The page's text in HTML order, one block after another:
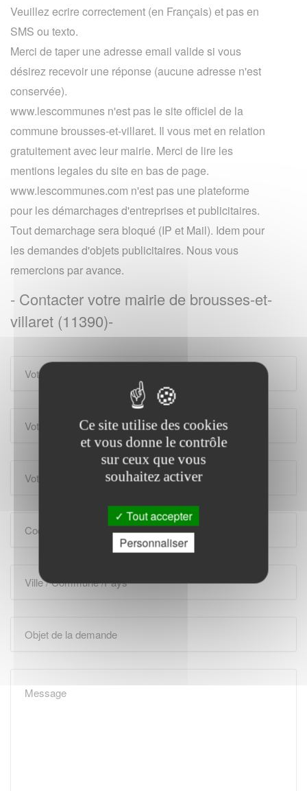
Veuillez ecrire correctement (en Français) et pas en
SMS ou texto.
Merci de taper une adresse email valide si vous
désirez recevoir une réponse (aucune adresse n'est
conservée).
www.lescommunes n'est pas le site officiel de la
commune brousses-et-villaret. Il vous met en relation
gratuitement avec leur mairie. Merci de lire les
mentions legales du site en bas de page.
www.lescommunes.com n'est pas une plateforme
pour les démarchages d'entreprises et publicitaires.
Tout demarchage sera bloqué (IP et Mail). Idem pour
les demandes d'objets publicitaires. Nous vous
remercions par avance.
- Contacter votre mairie de brousses-et-
villaret (11390)-
Ce site utilise des cookies
et vous donne le contrôle
sur ceux que vous
souhaitez activer
Tout accepter
Personnaliser